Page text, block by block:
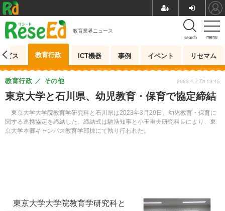
menu
search
教育業界ニュース
ビス 教育行政 ICT機器 事例 イベント リセマム
東京大学と石川県、幼児教育・保育で協定締結
東京大学大学院教育学研究科と石川県は2023年3月29日、幼児教育・保育に
関する連携協定を締結した。締結式は馳浩知事と小玉重夫研究科長により、東
京大学本郷キャンパス教育学部棟にて執り行われた。
教育行政 その他 2023.4.7 Fri 13:45
東京大学大学院教育学研究科と